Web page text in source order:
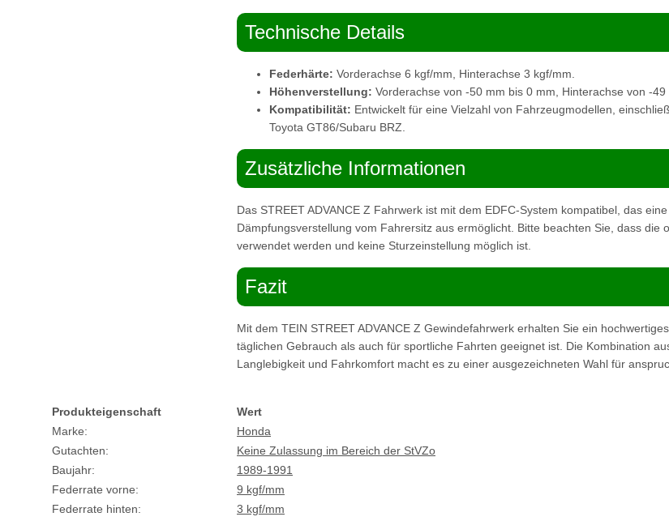
Technische Details
Federhärte: Vorderachse 6 kgf/mm, Hinterachse 3 kgf/mm.
Höhenverstellung: Vorderachse von -50 mm bis 0 mm, Hinterachse von -
Kompatibilität: Entwickelt für eine Vielzahl von Fahrzeugmodellen,
Toyota GT86/Subaru BRZ.
Zusätzliche Informationen
Das STREET ADVANCE Z Fahrwerk ist mit dem EDFC-System kompatibel, das
Dämpfungsverstellung vom Fahrersitz aus ermöglicht. Bitte beachten Sie, dass die
verwendet werden und keine Sturzeinstellung möglich ist.
Fazit
Mit dem TEIN STREET ADVANCE Z Gewindefahrwerk erhalten Sie ein
täglichen Gebrauch als auch für sportliche Fahrten geeignet ist. Die Kombination
Langlebigkeit und Fahrkomfort macht es zu einer ausgezeichneten Wahl für
Produkteigenschaft
Wert
Marke:
Honda
Gutachten:
Keine Zulassung im Bereich der StVZo
Baujahr:
1989-1991
Federrate vorne:
9 kgf/mm
Federrate hinten:
3 kgf/mm